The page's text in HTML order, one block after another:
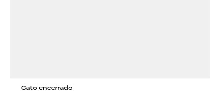
Gato encerrado